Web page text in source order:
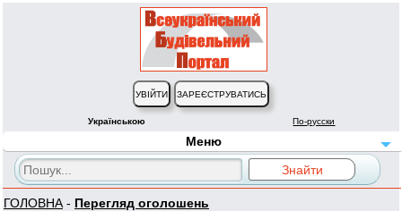
Українською По-русски
Меню
ГОЛОВНА - Перегляд оголошень